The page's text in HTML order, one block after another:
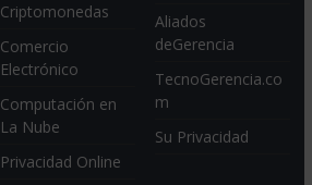
Criptomonedas
Comercio
Electrónico
Computación en
La Nube
Privacidad Online
Aliados
deGerencia
TecnoGerencia.co
m
Su Privacidad